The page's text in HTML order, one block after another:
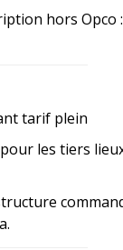
hors Opco
tarif plein
les tiers